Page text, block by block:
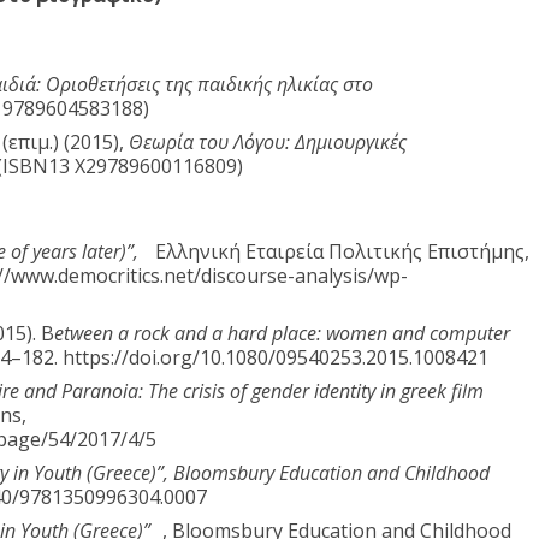
Οριοθετήσεις της παιδικής ηλικίας στο
(2015), Θεωρία του Λόγου: Δημιουργικές
Χ29789600116809)
of years later)”,
Ελληνική Εταιρεία Πολιτικής Επιστήμης,
discourse-analysis/wp-
Between a rock and a hard place: women and computer
https://doi.org/10.1080/09540253.2015.1008421
and Paranoia: The crisis of gender identity in greek film
54/2017/4/5
in Youth (Greece)”, Bloomsbury Education and Childhood
9781350996304.0007
Youth (Greece)” , Bloomsbury Education and Childhood